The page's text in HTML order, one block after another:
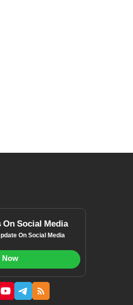
On Social Media
On Social Media
Now